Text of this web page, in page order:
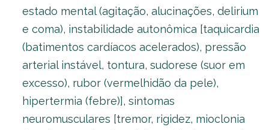
estado mental (agitação, alucinações, delirium
e coma), instabilidade autonômica [taquicardia
(batimentos cardíacos acelerados), pressão
arterial instável, tontura, sudorese (suor em
excesso), rubor (vermelhidão da pele),
hipertermia (febre)], sintomas
neuromusculares [tremor, rigidez, mioclonia